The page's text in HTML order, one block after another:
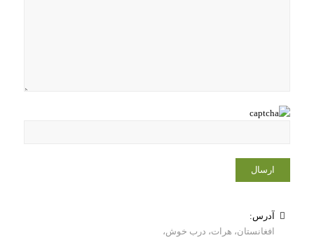
آدرس:
افغانستان، هرات، درب خوش،